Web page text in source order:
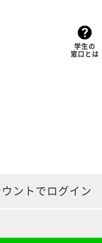
学生の
窓口とは
ントでログイン